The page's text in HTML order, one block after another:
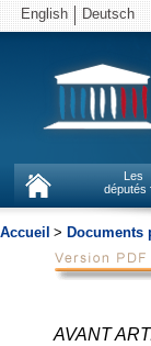
English Deutsch
Les
députés
Accueil > Documents
AVANT